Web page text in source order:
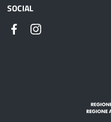
SOCIAL